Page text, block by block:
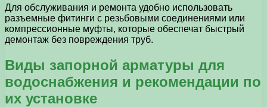
Для обслуживания и ремонта удобно использовать
разъемные фитинги с резьбовыми соединениями или
компрессионные муфты, которые обеспечат быстрый
демонтаж без повреждения труб.
Виды запорной арматуры для
водоснабжения и рекомендации по
их установке